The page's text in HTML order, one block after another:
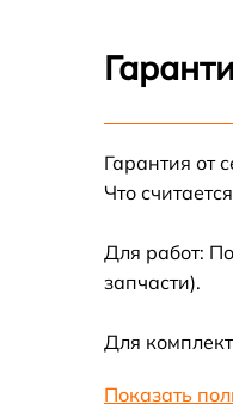
Замена
CityCoco
Гарантия от
Что
Для работ:
запчасти).
Для
Показать